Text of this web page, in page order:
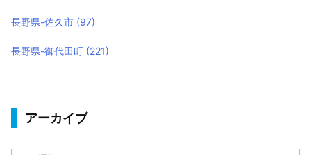
長野県-佐久市 (97)
長野県-御代田町 (221)
アーカイブ